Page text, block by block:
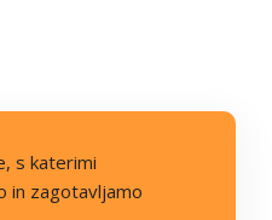
s katerimi
in zagotavljamo